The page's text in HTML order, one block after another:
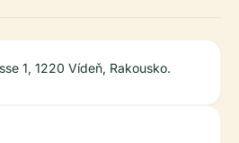
1, 1220 Vídeň, Rakousko.